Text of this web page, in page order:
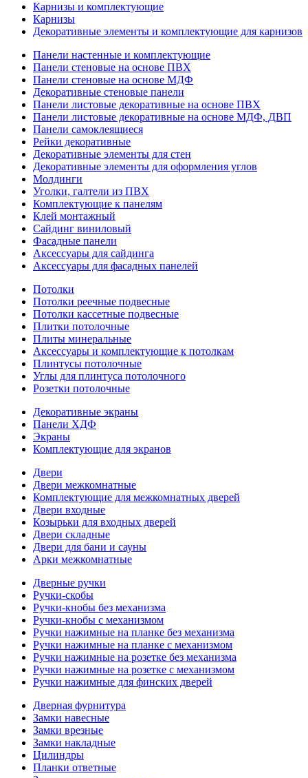
Карнизы и комплектующие
Карнизы
Декоративные элементы и комплектующие для карнизов
Панели настенные и комплектующие
Панели стеновые на основе ПВХ
Панели стеновые на основе МДФ
Декоративные стеновые панели
Панели листовые декоративные на основе ПВХ
Панели листовые декоративные на основе МДФ, ДВП
Панели самоклеящиеся
Рейки декоративные
Декоративные элементы для стен
Декоративные элементы для оформления углов
Молдинги
Уголки, галтели из ПВХ
Комплектующие к панелям
Клей монтажный
Сайдинг виниловый
Фасадные панели
Аксессуары для сайдинга
Аксессуары для фасадных панелей
Потолки
Потолки реечные подвесные
Потолки кассетные подвесные
Плитки потолочные
Плиты минеральные
Аксессуары и комплектующие к потолкам
Плинтусы потолочные
Углы для плинтуса потолочного
Розетки потолочные
Декоративные экраны
Панели ХДФ
Экраны
Комплектующие для экранов
Двери
Двери межкомнатные
Комплектующие для межкомнатных дверей
Двери входные
Козырьки для входных дверей
Двери складные
Двери для бани и сауны
Арки межкомнатные
Дверные ручки
Ручки-скобы
Ручки-кнобы без механизма
Ручки-кнобы с механизмом
Ручки нажимные на планке без механизма
Ручки нажимные на планке с механизмом
Ручки нажимные на розетке без механизма
Ручки нажимные на розетке с механизмом
Ручки нажимные для финских дверей
Дверная фурнитура
Замки навесные
Замки врезные
Замки накладные
Цилиндры
Планки ответные